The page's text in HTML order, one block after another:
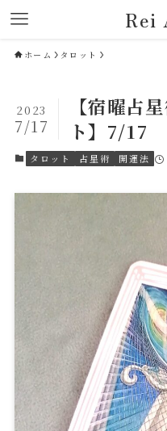
Rei
ホーム タロット
【宿曜占
ト】7/17
2023
7/17
タロット 占星術 開運法